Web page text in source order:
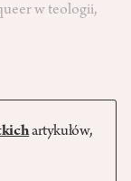
w teologii,
artykułów,